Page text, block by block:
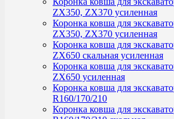
ZX350, ZX370 усиленная
Коронка ковша для
ZX350, ZX370 усиленная
Коронка ковша для
ZX650 скальная усиленная
Коронка ковша для
ZX650 усиленная
Коронка ковша для
R160/170/210
Коронка ковша для